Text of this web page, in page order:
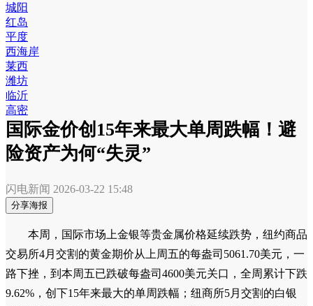
城阳
红岛
平度
西海岸
莱西
潍坊
临沂
高密
国际金价创15年来最大单周跌幅！避
险资产为何“失灵”
闪电新闻 2026-03-22 15:48
分享海报
本周，国际市场上金银等贵金属价格延续跌势，纽约商品
交易所4月交割的黄金期价从上周五的每盎司5061.70美元，一
路下挫，到本周五已跌破每盎司4600美元关口，全周累计下跌
9.62%，创下15年来最大的单周跌幅；纽商所5月交割的白银